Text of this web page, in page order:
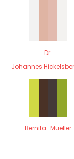
Dr.
Johannes
Bernita_Mueller